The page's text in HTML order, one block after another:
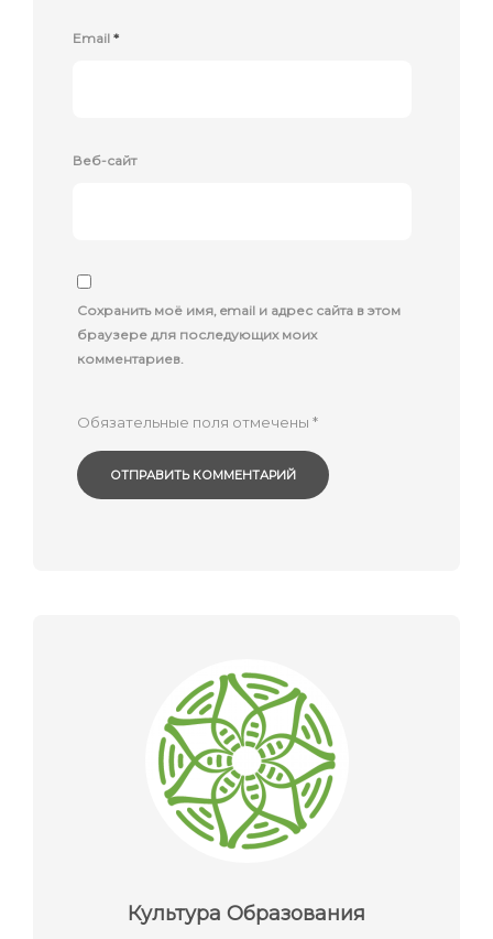
Email *
Веб-сайт
Сохранить моё имя, email и адрес сайта в этом
браузере для последующих моих
комментариев.
Обязательные поля отмечены *
Культура Образования